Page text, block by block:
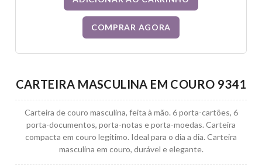
COMPRAR AGORA
CARTEIRA MASCULINA EM COURO 9341
Carteira de couro masculina, feita à mão. 6 porta-cartões, 6
porta-documentos, porta-notas e porta-moedas. Carteira
compacta em couro legítimo. Ideal para o dia a dia. Carteira
masculina em couro, durável e elegante.